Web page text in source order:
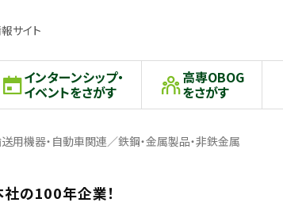
サイト
インターンシップ・
イベントをさがす
高専OBOG
をさがす
用機器・自動車関連／鉄鋼・金属製品・非鉄金属
の100年企業！